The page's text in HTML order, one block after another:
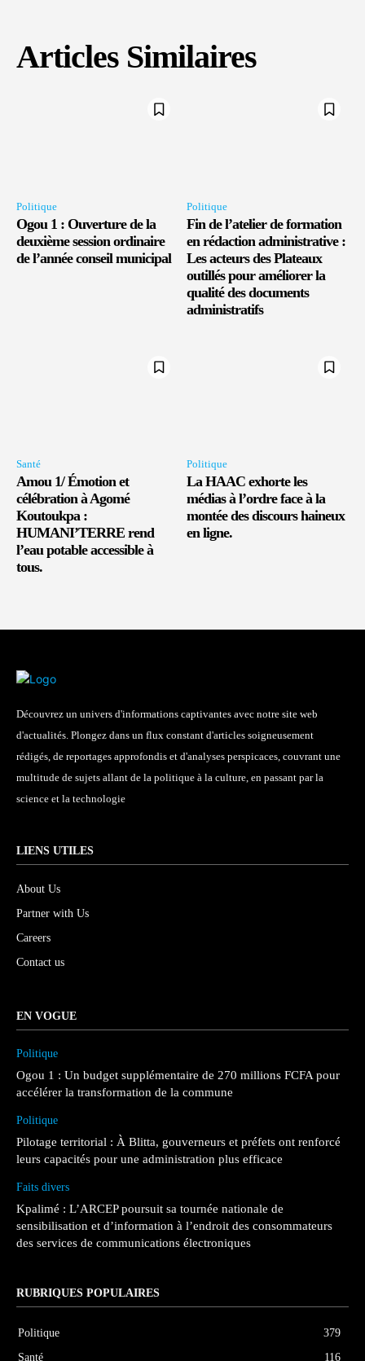
Articles Similaires
Politique
Ogou 1 : Ouverture de la
deuxième session ordinaire
de l’année conseil municipal
Politique
Fin de l’atelier de formation
en rédaction administrative :
Les acteurs des Plateaux
outillés pour améliorer la
qualité des documents
administratifs
Santé
Amou 1/ Émotion et
célébration à Agomé
Koutoukpa :
HUMANI’TERRE rend
l’eau potable accessible à
tous.
Politique
La HAAC exhorte les
médias à l’ordre face à la
montée des discours haineux
en ligne.
Découvrez un univers d'informations captivantes avec notre site web
d'actualités. Plongez dans un flux constant d'articles soigneusement
rédigés, de reportages approfondis et d'analyses perspicaces, couvrant une
multitude de sujets allant de la politique à la culture, en passant par la
science et la technologie
LIENS UTILES
About Us
Partner with Us
Careers
Contact us
EN VOGUE
Politique
Ogou 1 : Un budget supplémentaire de 270 millions FCFA pour
accélérer la transformation de la commune
Politique
Pilotage territorial : À Blitta, gouverneurs et préfets ont renforcé
leurs capacités pour une administration plus efficace
Faits divers
Kpalimé : L’ARCEP poursuit sa tournée nationale de
sensibilisation et d’information à l’endroit des consommateurs
des services de communications électroniques
RUBRIQUES POPULAIRES
Politique
379
Santé
116